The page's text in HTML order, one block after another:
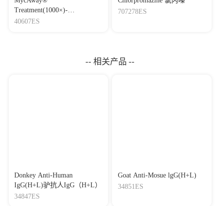
Treatment(1000×)-
Mycoplasma Elimination
40607ES
707278ES
-- 相关产品 --
Donkey Anti-Human
IgG(H+L)驴抗人IgG（H+L）
34847ES
Goat Anti-Mosue lgG(H+L)
34851ES